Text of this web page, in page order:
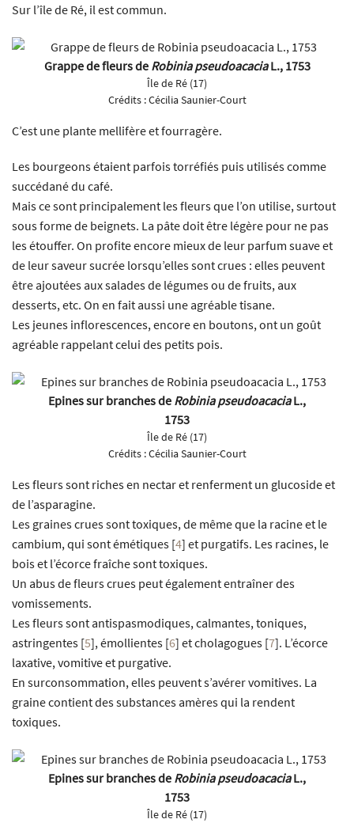
Sur l’île de Ré, il est commun.
Grappe de fleurs de Robinia pseudoacaciaL., 1753
Île de Ré (17)
Crédits :Cécilia Saunier-Court
C’est une plante mellifère et fourragère.
Les bourgeons étaient parfois torréfiés puis utilisés comme
succédané du café.
Mais ce sont principalement les fleurs que l’on utilise, surtout
sous forme de beignets. La pâte doit être légère pour ne pas
les étouffer. On profite encore mieux de leur parfum suave et
de leur saveur sucrée lorsqu’elles sont crues : elles peuvent
être ajoutées aux salades de légumes ou de fruits, aux
desserts, etc. On en fait aussi une agréable tisane.
Les jeunes inflorescences, encore en boutons, ont un goût
agréable rappelant celui des petits pois.
Epines sur branches de Robinia pseudoacaciaL.,
1753
Île de Ré (17)
Crédits :Cécilia Saunier-Court
Les fleurs sont riches en nectar et renferment un glucoside et
de l’asparagine.
Les graines crues sont toxiques, de même que la racine et le
cambium, qui sont émétiques [4] et purgatifs. Les racines, le
bois et l’écorce fraîche sont toxiques.
Un abus de fleurs crues peut également entraîner des
vomissements.
Les fleurs sont antispasmodiques, calmantes, toniques,
astringentes [5], émollientes [6] et cholagogues [7]. L’écorce
laxative, vomitive et purgative.
En surconsommation, elles peuvent s’avérer vomitives. La
graine contient des substances amères qui la rendent
toxiques.
Epines sur branches de Robinia pseudoacaciaL.,
1753
Île de Ré (17)